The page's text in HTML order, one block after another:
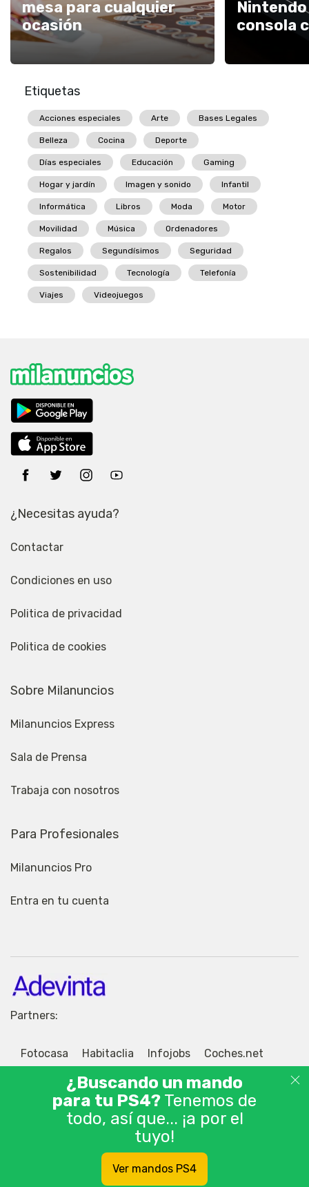
mesa para cualquier
ocasión
consola
Etiquetas
Acciones especiales Arte Bases Legales
Belleza Cocina Deporte
Días especiales Educación Gaming
Hogar y jardín Imagen y sonido Infantil
Informática Libros Moda Motor
Movilidad Música Ordenadores
Regalos Segundísimos Seguridad
Sostenibilidad Tecnología Telefonía
Viajes Videojuegos
¿Necesitas ayuda?
Contactar
Condiciones en uso
Politica de privacidad
Politica de cookies
Sobre Milanuncios
Milanuncios Express
Sala de Prensa
Trabaja con nosotros
Para Profesionales
Milanuncios Pro
Entra en tu cuenta
Partners:
Fotocasa Habitaclia Infojobs
Coches.net
Jobisjob
© 2026 Adevinta Motor S.L.U. Tablón de anuncios
¿Buscando un mando
para tu PS4? Tenemos de
todo, así que... ¡a por el
tuyo!
Ver mandos PS4